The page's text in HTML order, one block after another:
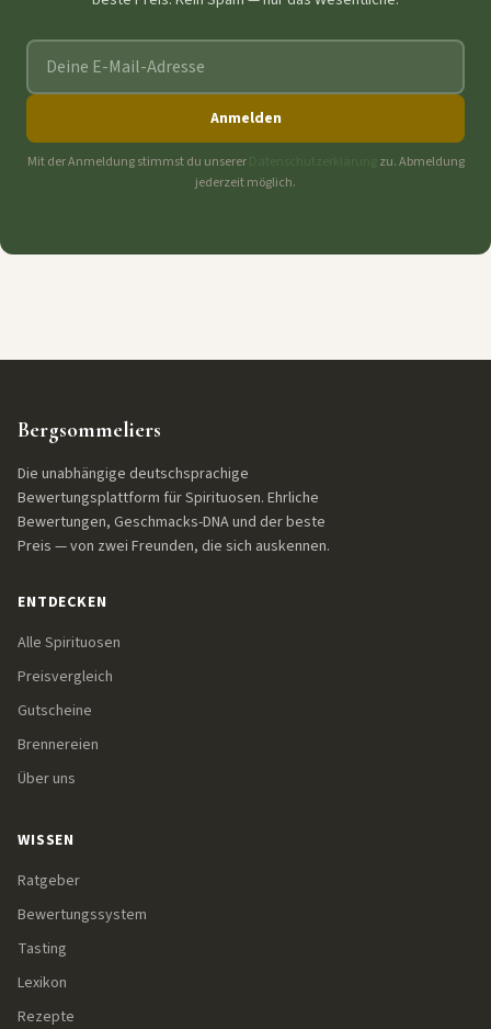
E-Mail-Adresse
Anmelden
Mit der Anmeldung stimmst du unserer
zu. Abmeldung
jederzeit möglich.
Bergsommeliers
Die unabhängige deutschsprachige
Bewertungsplattform für Spirituosen. Ehrliche
Bewertungen, Geschmacks-DNA und der beste
Preis — von zwei Freunden, die sich auskennen.
ENTDECKEN
Alle Spirituosen
Preisvergleich
Gutscheine
Brennereien
Über uns
WISSEN
Ratgeber
Bewertungssystem
Tasting
Lexikon
Rezepte